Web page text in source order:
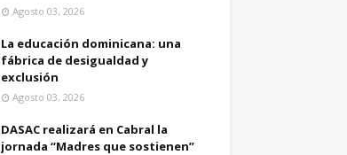
Agosto 03, 2026
La educación dominicana: una
fábrica de desigualdad y
exclusión
Agosto 03, 2026
DASAC realizará en Cabral la
jornada “Madres que sostienen”